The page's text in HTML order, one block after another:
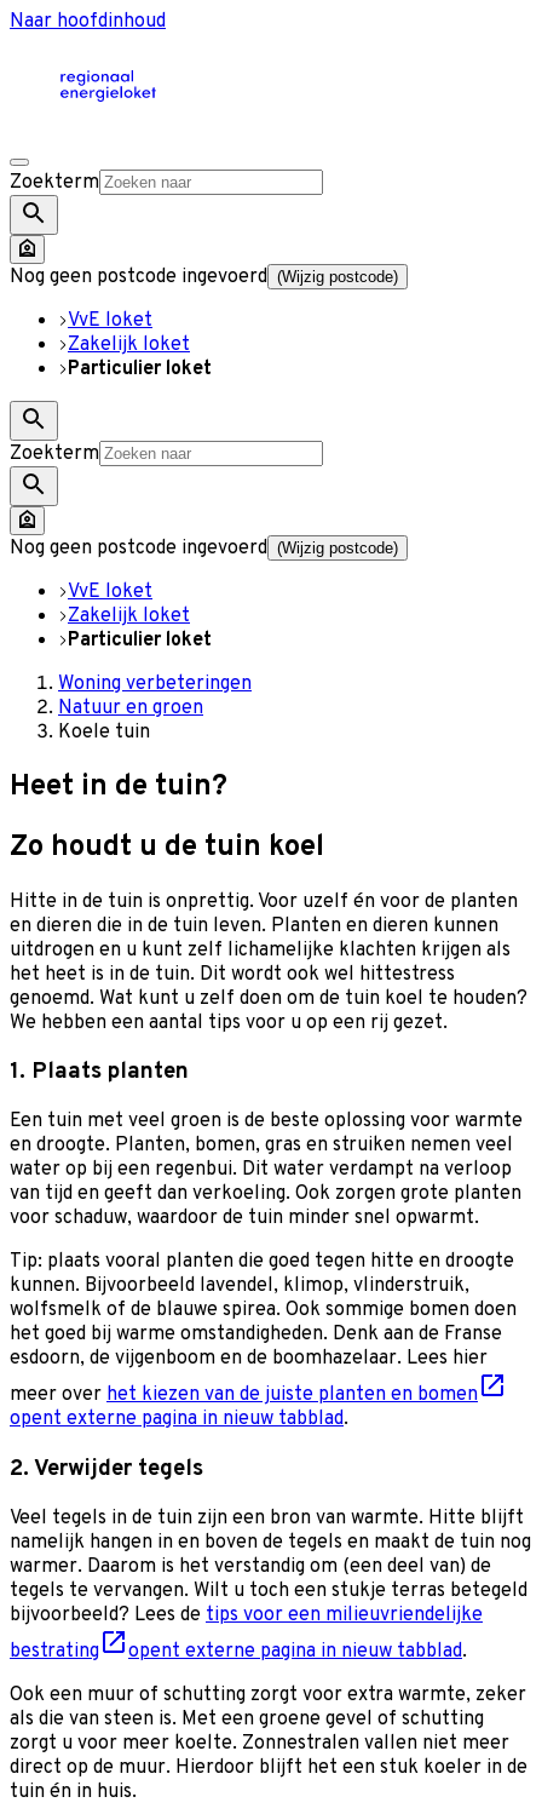
Naar hoofdinhoud
Zoekterm
Nog geen postcode ingevoerd (Wijzig postcode)
VvE loket
Zakelijk loket
Particulier loket
Zoekterm
Nog geen postcode ingevoerd (Wijzig postcode)
VvE loket
Zakelijk loket
Particulier loket
Woning verbeteringen
Natuur en groen
Koele tuin
Heet in de tuin?
Zo houdt u de tuin koel
Hitte in de tuin is onprettig. Voor uzelf én voor de planten
en dieren die in de tuin leven. Planten en dieren kunnen
uitdrogen en u kunt zelf lichamelijke klachten krijgen als
het heet is in de tuin. Dit wordt ook wel hittestress
genoemd. Wat kunt u zelf doen om de tuin koel te houden?
We hebben een aantal tips voor u op een rij gezet.
1. Plaats planten
Een tuin met veel groen is de beste oplossing voor warmte
en droogte. Planten, bomen, gras en struiken nemen veel
water op bij een regenbui. Dit water verdampt na verloop
van tijd en geeft dan verkoeling. Ook zorgen grote planten
voor schaduw, waardoor de tuin minder snel opwarmt.
Tip: plaats vooral planten die goed tegen hitte en droogte
kunnen. Bijvoorbeeld lavendel, klimop, vlinderstruik,
wolfsmelk of de blauwe spirea. Ook sommige bomen doen
het goed bij warme omstandigheden. Denk aan de Franse
esdoorn, de vijgenboom en de boomhazelaar. Lees hier
meer over het kiezen van de juiste planten en bomen
opent externe pagina in nieuw tabblad.
2. Verwijder tegels
Veel tegels in de tuin zijn een bron van warmte. Hitte blijft
namelijk hangen in en boven de tegels en maakt de tuin nog
warmer. Daarom is het verstandig om (een deel van) de
tegels te vervangen. Wilt u toch een stukje terras betegeld
bijvoorbeeld? Lees de tips voor een milieuvriendelijke
bestrating
opent externe pagina in nieuw tabblad.
Ook een muur of schutting zorgt voor extra warmte, zeker
als die van steen is. Met een groene gevel of schutting
zorgt u voor meer koelte. Zonnestralen vallen niet meer
direct op de muur. Hierdoor blijft het een stuk koeler in de
tuin én in huis.